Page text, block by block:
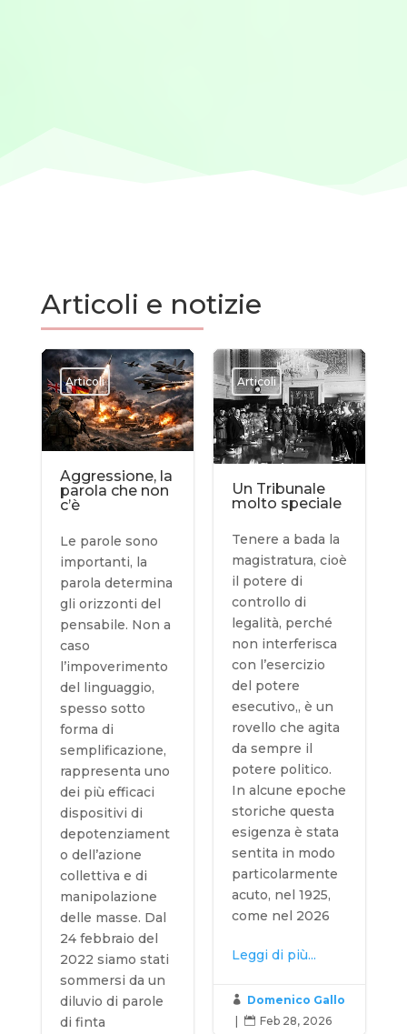
Articoli e notizie
Articoli
Aggressione, la
parola che non
c’è
Le parole sono
importanti, la
parola determina
gli orizzonti del
pensabile. Non a
caso
l’impoverimento
del linguaggio,
spesso sotto
forma di
semplificazione,
rappresenta uno
dei più efficaci
dispositivi di
depotenziament
o dell’azione
collettiva e di
manipolazione
delle masse. Dal
24 febbraio del
2022 siamo stati
sommersi da un
diluvio di parole
di finta
Articoli
Un Tribunale
molto speciale
Tenere a bada la
magistratura, cioè
il potere di
controllo di
legalità, perché
non interferisca
con l’esercizio
del potere
esecutivo,, è un
rovello che agita
da sempre il
potere politico.
In alcune epoche
storiche questa
esigenza è stata
sentita in modo
particolarmente
acuto, nel 1925,
come nel 2026
Leggi di più...

Domenico Gallo
|
 Feb 28, 2026